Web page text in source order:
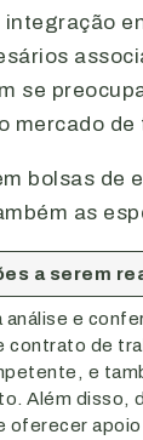
se
mercado
bolsas de
as
a serem
análise e
contrato de
e
Além disso,
oferecer